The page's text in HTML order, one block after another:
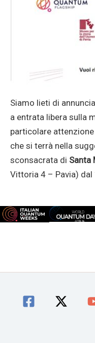
Siamo lieti di
a entrata libera sulla
particolare
che si terrà nella
sconsacrata di Santa
Vittoria 4 – Pavia)